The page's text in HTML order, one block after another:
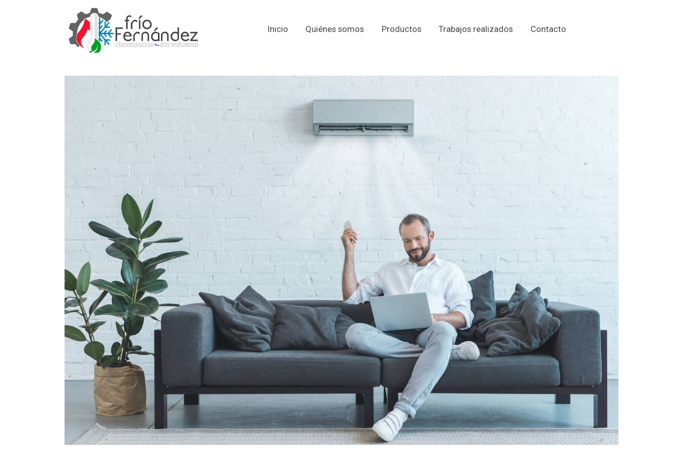
Inicio Quiénes somos Productos Trabajos realizados Contacto